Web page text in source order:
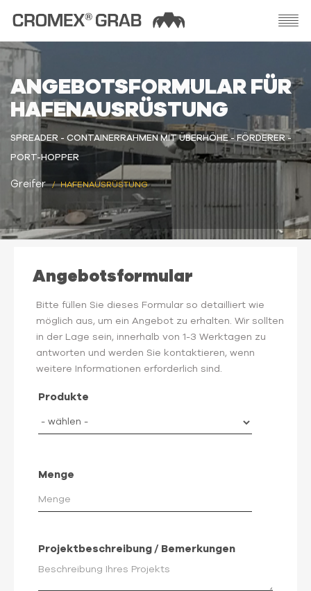
ANGEBOTSFORMULAR FÜR
HAFENAUSRÜSTUNG
SPREADER - CONTAINERRAHMEN MIT ÜBERHÖHE - FÖRDERER -
PORT-HOPPER
Greifer HAFENAUSRÜSTUNG
Angebotsformular
Bitte füllen Sie dieses Formular so detailliert wie
möglich aus, um ein Angebot zu erhalten. Wir sollten
in der Lage sein, innerhalb von 1-3 Werktagen zu
antworten und werden Sie kontaktieren, wenn
weitere Informationen erforderlich sind.
Produkte
Menge
Projektbeschreibung / Bemerkungen